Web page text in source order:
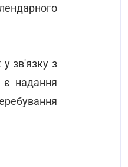
зв'язку з
є надання